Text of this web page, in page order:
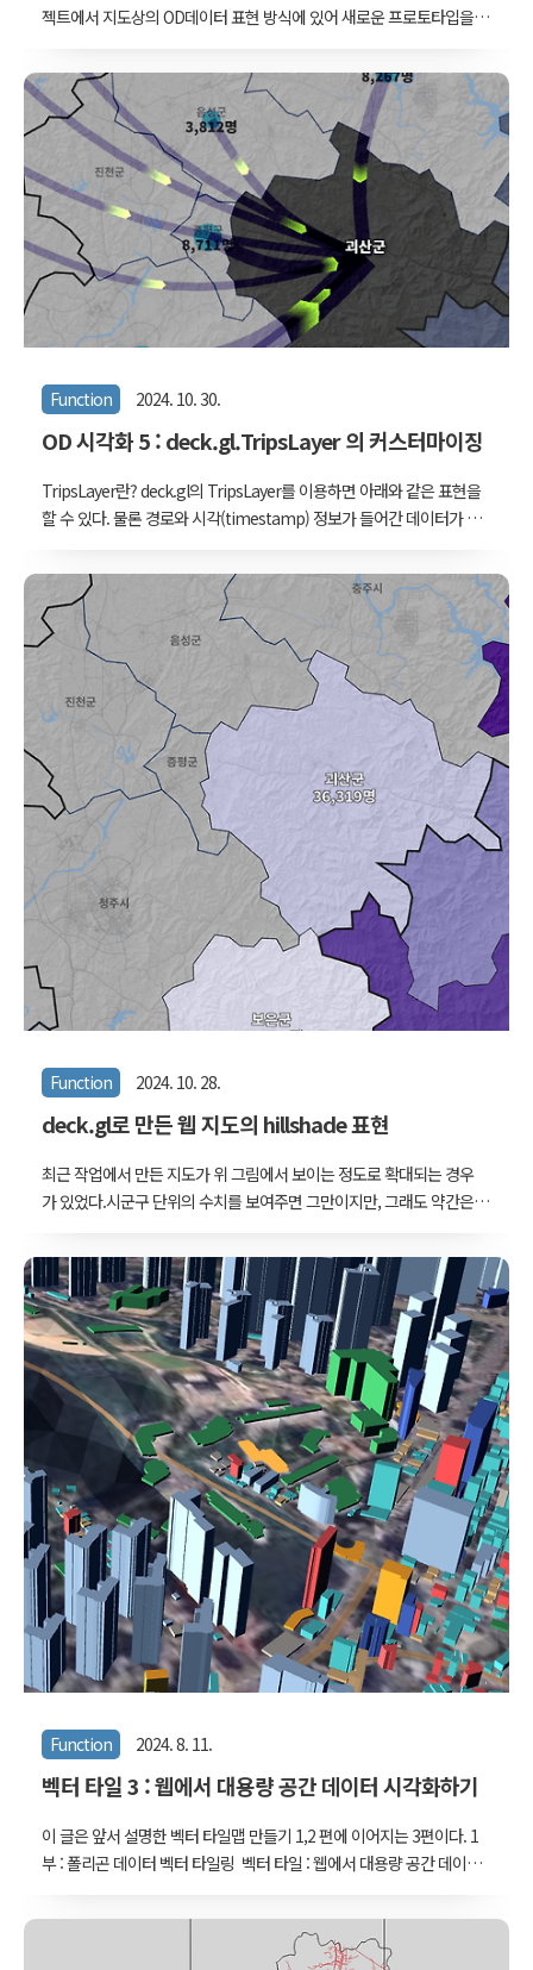
젝트에서 지도상의 OD데이터 표현 방식에 있어 새로운 프로토타입을
제로 하지만, 이 프로토타입은 출발지나 목적지가 하나로 고정된 경우
에 해당한다. 아래에서의 예시는 모두 출발지가 한 곳으로 고정되고 목
적지가 다수인 일대다(多) 상황이다. 데이터는 2022년 전국 읍면동 인
구이동 데이터를 사용했다. 통계청 MDIS에서 받아서 가공했다. 우선
그리고자 하는 결과물을 파워포인트로 간단하게 만들어봤다. 지도상의
이동 여러개를 한 번에 나타내고자 할 때 가장 어려운 부분은 '가까운
곳의 이동이 많다'는 점이다.근거리와 원거리를 한 번에 표현해야 하는
데 이동량까지 선의 굵기 등으..
Function 2024. 10. 30.
OD 시각화 5 : deck.gl.TripsLayer 의 커스터마이징
TripsLayer란? deck.gl의 TripsLayer를 이용하면 아래와 같은 표현을
할 수 있다. 물론 경로와 시각(timestamp) 정보가 들어간 데이터가 미
coords : [[0,0], [0,1], [0,2], [0,3], [1,3], [2,3], [3,3]], timestamp : [0,
0.1, 0.2, 0.3, 0.4, 0.5, 0.6]]}; 위의 데이터를 TripsLayer에 잘 넣고 시간
을 0부터 0.6까지 변화시켜 렌더링해본다면, 원점에서 [0,3]까지 수직으
로 이동하다가 꺾어서 오른쪽으로 [3,3]까지 이동하게 된다. 머리가 밝
고 꼬리로 갈수록 어두워지는 TripsLayer의 ..
Function 2024. 10. 28.
deck.gl로 만든 웹 지도의 hillshade 표현
최근 작업에서 만든 지도가 위 그림에서 보이는 정도로 확대되는 경우
가 있었다.시군구 단위의 수치를 보여주면 그만이지만, 그래도 약간은
들이 잘 보이지 않게 되고, 그래도 그냥 두자니 좀 허전해서 지형과 도
로 정도의 희미한 디테일을 덧붙여보기로 했다. 그래서 위의 그림 정도
로 지형을 새겨넣었다. 이제 허전함이 좀 사라졌다.이 글에서는 간단한
몇 가지 절차를 거쳐 만들 수 있는 이 지도의 표현 방법을 살펴보겠
다. 절차는 크게 보면 다음과 같다.1. Qgis에서 음영기복도(hillshade)
역상으로 만들기2. Qgis에서 래스터 타일맵 생성3. Deck.gl에서 여러
레이어 중 적절한 순서에 타일맵을 reverse subtract 방식으로..
Function 2024. 8. 11.
벡터 타일 3 : 웹에서 대용량 공간 데이터 시각화하기
이 글은 앞서 설명한 벡터 타일맵 만들기 1,2 편에 이어지는 3편이다. 1
부 : 폴리곤 데이터 벡터 타일링 벡터 타일 : 웹에서 대용량 공간 데이터
는 시점에서 이미 새로운 기술은 아니다. 구글 맵이나 카카오 네이버
맵에서는 오래 전부터 전세계나 우리나라 전체의 지도를 브라우징하